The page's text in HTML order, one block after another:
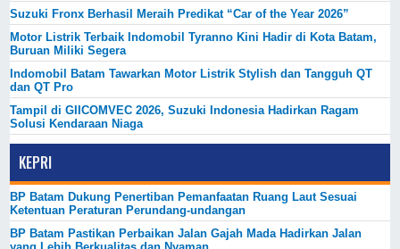
Suzuki Fronx Berhasil Meraih Predikat “Car of the Year 2026”
Motor Listrik Terbaik Indomobil Tyranno Kini Hadir di Kota Batam,
Buruan Miliki Segera
Indomobil Batam Tawarkan Motor Listrik Stylish dan Tangguh QT
dan QT Pro
Tampil di GIICOMVEC 2026, Suzuki Indonesia Hadirkan Ragam
Solusi Kendaraan Niaga
KEPRI
BP Batam Dukung Penertiban Pemanfaatan Ruang Laut Sesuai
Ketentuan Peraturan Perundang-undangan
BP Batam Pastikan Perbaikan Jalan Gajah Mada Hadirkan Jalan